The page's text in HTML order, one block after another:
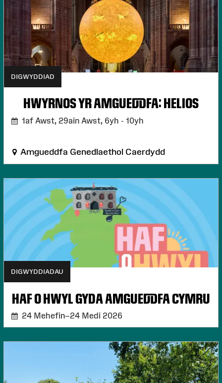
DIGWYDDIAD
HWYRNOS YR AMGUEDDFA: HELIOS
1af Awst, 29ain Awst, 6yh - 10yh
Amgueddfa Genedlaethol Caerdydd
DIGWYDDIADAU
HAF O HWYL GYDA AMGUEDDFA CYMRU
24 Mehefin–24 Medi 2026